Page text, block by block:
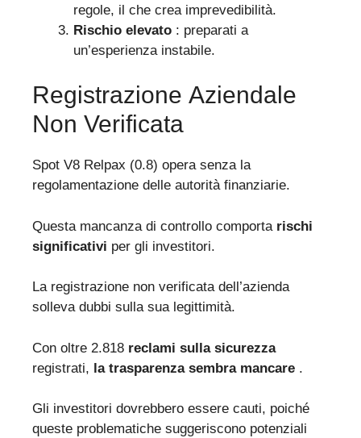
regole, il che crea imprevedibilità.
Rischio elevato : preparati a
un’esperienza instabile.
Registrazione Aziendale
Non Verificata
Spot V8 Relpax (0.8) opera senza la
regolamentazione delle autorità finanziarie.
Questa mancanza di controllo comporta rischi
significativi per gli investitori.
La registrazione non verificata dell’azienda
solleva dubbi sulla sua legittimità.
Con oltre 2.818 reclami sulla sicurezza
registrati, la trasparenza sembra mancare .
Gli investitori dovrebbero essere cauti, poiché
queste problematiche suggeriscono potenziali